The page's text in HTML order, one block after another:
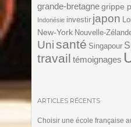
grande-bretagne grippe
Indonésie investir japon
New-York Nouvelle-
Unisanté Singapour
travail témoignages
ARTICLES RÉCENTS
Choisir une école française